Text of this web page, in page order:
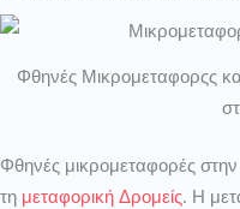
Φθηνές Μικρομεταφορςς
Φθηνές μικρομεταφορές
τη μεταφορική Δρομείς. Η